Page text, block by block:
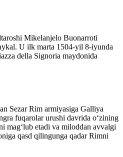
Mikelanjelo Buonarroti
U ilk marta 1504-yil 8-iyunda
della Signoria maydonida
Sezar Rim armiyasiga Galliya
fuqarolar urushi davrida oʻzining
magʻlub etadi va miloddan avvalgi
qasd qilingunga qadar Rimni